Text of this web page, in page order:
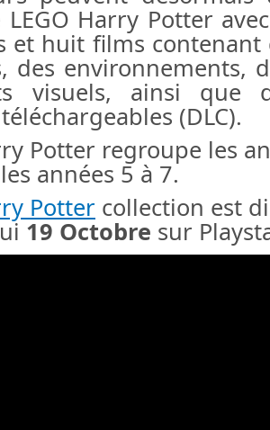
LEGO Harry Potter
et huit films contenant
des environnements,
visuels, ainsi que
(DLC).
Potter regroupe les
années 5 à 7.
Potter collection est
19 Octobre sur